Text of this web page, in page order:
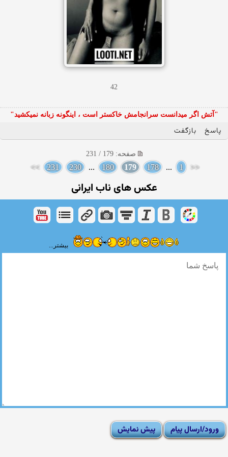
42
"آتش اگر ميدانست سرانجامش خاكستر است ، اينگونه زبانه نميكشيد"
پاسخ بازگفت
صفحه: 179 / 231
<<
1
...
178
179
180
...
230
231
>>
عکس های ناب ایرانی
بیشتر...